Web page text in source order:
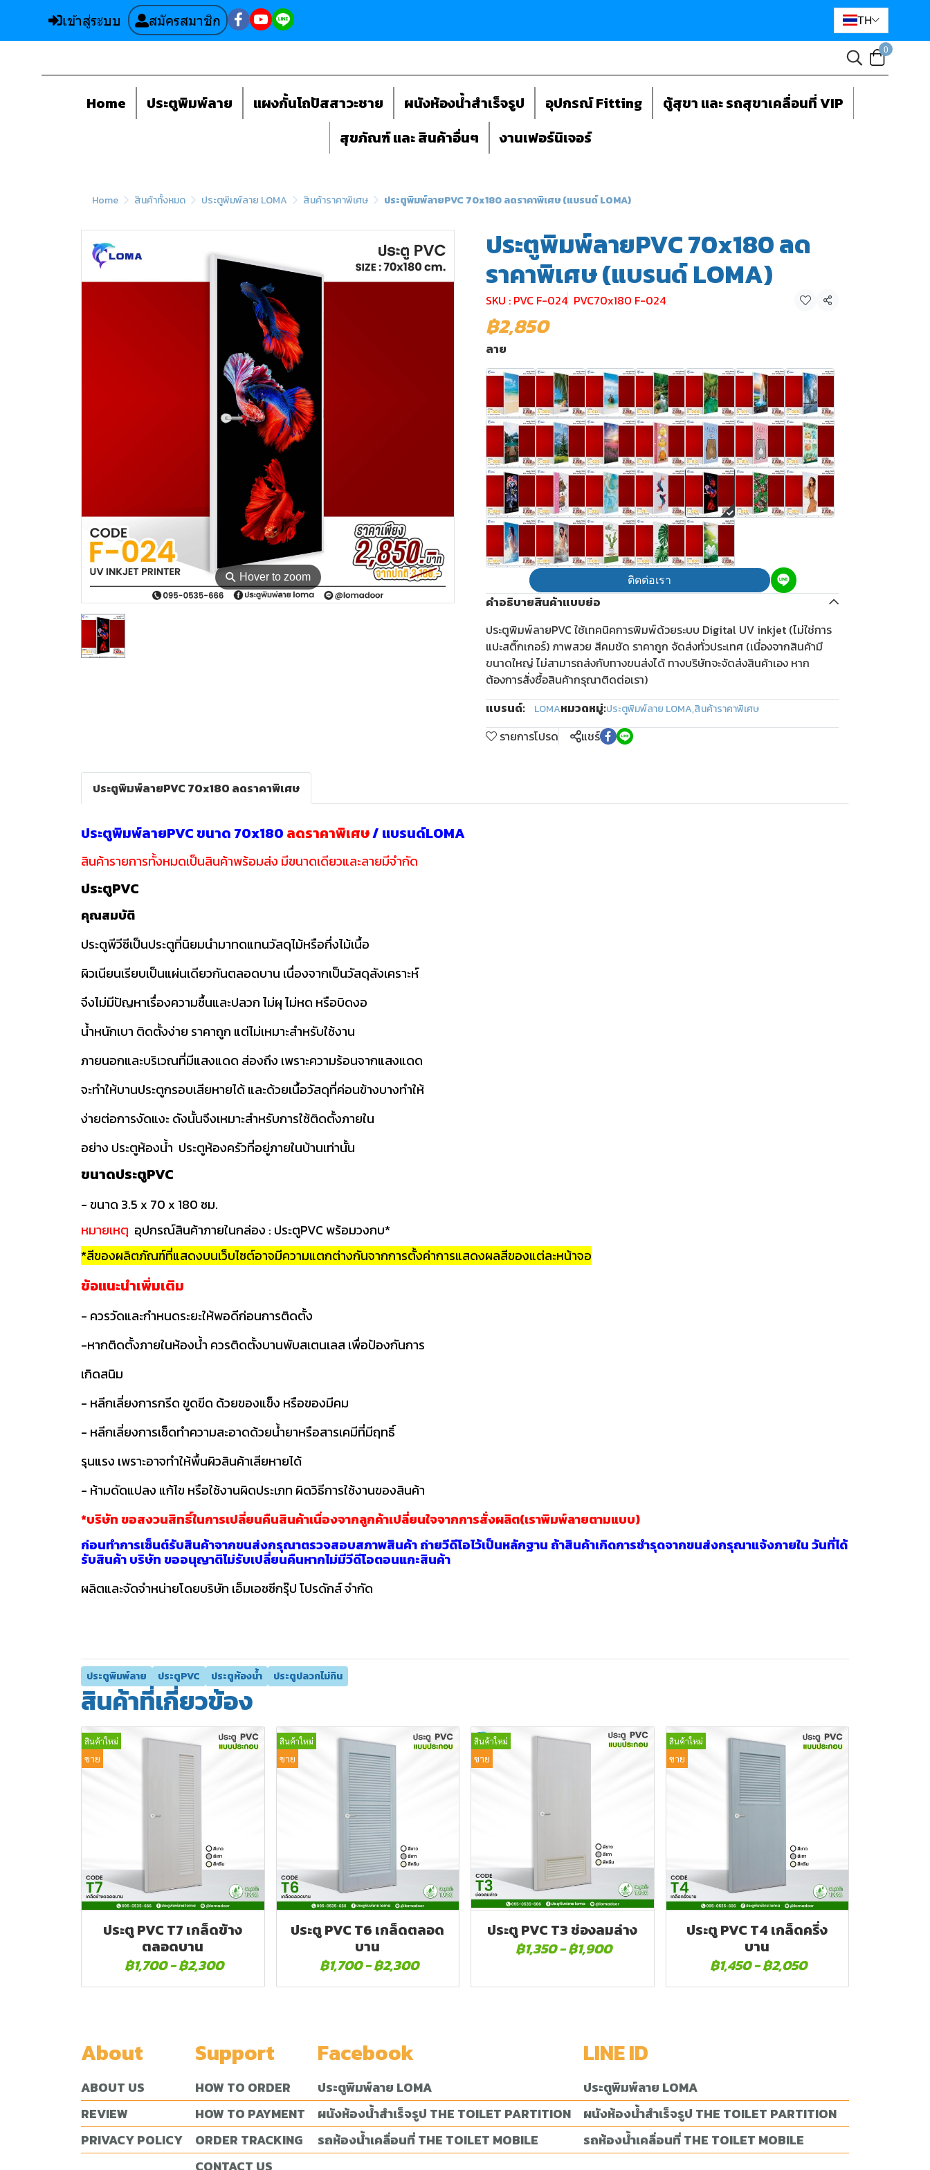
เข้าสู่ระบบ สมัครสมาชิก TH
0
Home ประตูพิมพ์ลาย แผงกั้นโถปัสสาวะชาย ผนังห้องน้ำสำเร็จรูป อุปกรณ์ Fitting
ตู้สุขา และ รถสุขาเคลื่อนที่ VIP
สุขภัณฑ์ และ สินค้าอื่นๆ
งานเฟอร์นิเจอร์
Home สินค้าทั้งหมด ประตูพิมพ์ลาย LOMA สินค้าราคาพิเศษ ประตูพิมพ์ลายPVC 70x180 ลดราคาพิเศษ (แบรนด์ LOMA)
⚲ Hover to zoom
ประตูพิมพ์ลายPVC 70x180 ลด
ราคาพิเศษ (แบรนด์ LOMA)
SKU : PVC F-024 PVC70x180 F-024 แชร์
฿2,850
ลาย
ติดต่อเรา
คำอธิบายสินค้าแบบย่อ
ประตูพิมพ์ลายPVC ใช้เทคนิคการพิมพ์ด้วยระบบ Digital UV inkjet (ไม่ใช่การ
แปะสติ๊กเกอร์) ภาพสวย สีคมชัด ราคาถูก จัดส่งทั่วประเทศ (เนื่องจากสินค้ามี
ขนาดใหญ่ ไม่สามารถส่งกับทางขนส่งได้ ทางบริษัทจะจัดส่งสินค้าเอง หาก
ต้องการสั่งซื้อสินค้ากรุณาติดต่อเรา)
แบรนด์:
LOMAหมวดหมู่:ประตูพิมพ์ลาย LOMA,สินค้าราคาพิเศษ
รายการโปรด แชร์
ประตูพิมพ์ลายPVC 70x180 ลดราคาพิเศษ
ประตูพิมพ์ลายPVC ขนาด 70x180 ลดราคาพิเศษ/ แบรนด์LOMA
สินค้ารายการทั้งหมดเป็นสินค้าพร้อมส่ง มีขนาดเดียวและลายมีจำกัด
ประตูPVC
คุณสมบัติ
ประตูพีวีซีเป็นประตูที่นิยมนำมาทดแทนวัสดุไม้หรือกึ่งไม้เนื้อ
ผิวเนียนเรียบเป็นแผ่นเดียวกันตลอดบาน เนื่องจากเป็นวัสดุสังเคราะห์
จึงไม่มีปัญหาเรื่องความชื้นและปลวก ไม่ผุ ไม่หด หรือบิดงอ
น้ำหนักเบา ติดตั้งง่าย ราคาถูก แต่ไม่เหมาะสำหรับใช้งาน
ภายนอกและบริเวณที่มีแสงแดด ส่องถึง เพราะความร้อนจากแสงแดด
จะทำให้บานประตูกรอบเสียหายได้ และด้วยเนื้อวัสดุที่ค่อนข้างบางทำให้
ง่ายต่อการงัดแงะ ดังนั้นจึงเหมาะสำหรับการใช้ติดตั้งภายใน
อย่าง ประตูห้องน้ำ ประตูห้องครัวที่อยู่ภายในบ้านเท่านั้น
ขนาดประตูPVC
- ขนาด 3.5 x 70 x 180 ซม.
หมายเหตุ อุปกรณ์สินค้าภายในกล่อง : ประตูPVC พร้อมวงกบ*
*สีของผลิตภัณฑ์ที่แสดงบนเว็บไซต์อาจมีความแตกต่างกันจากการตั้งค่าการแสดงผลสีของแต่ละหน้าจอ
ข้อแนะนำเพิ่มเติม
- ควรวัดและกำหนดระยะให้พอดีก่อนการติดตั้ง
-หากติดตั้งภายในห้องน้ำ ควรติดตั้งบานพับสเตนเลส เพื่อป้องกันการ
เกิดสนิม
- หลีกเลี่ยงการกรีด ขูดขีด ด้วยของแข็ง หรือของมีคม
- หลีกเลี่ยงการเช็ดทำความสะอาดด้วยน้ำยาหรือสารเคมีที่มีฤทธิ์
รุนแรง เพราะอาจทำให้พื้นผิวสินค้าเสียหายได้
- ห้ามดัดแปลง แก้ไข หรือใช้งานผิดประเภท ผิดวิธีการใช้งานของสินค้า
*บริษัท ขอสงวนสิทธิ์ในการเปลี่ยนคืนสินค้าเนื่องจากลูกค้าเปลี่ยนใจจากการสั่งผลิต(เราพิมพ์ลายตามแบบ)
ก่อนทำการเซ็นต์รับสินค้าจากขนส่งกรุณาตรวจสอบสภาพสินค้า ถ่ายวีดีโอไว้เป็นหลักฐาน ถ้าสินค้าเกิดการชำรุดจากขนส่งกรุณาแจ้งภายใน วันที่ได้
รับสินค้า บริษัท ขออนุญาติไม่รับเปลี่ยนคืนหากไม่มีวีดีโอตอนแกะสินค้า
ผลิตและจัดจำหน่ายโดยบริษัท เอ็มเอชซีกรุ๊ป โปรดักส์ จำกัด
ประตูพิมพ์ลาย ประตูPVC ประตูห้องน้ำ ประตูปลวกไม่กิน
สินค้าที่เกี่ยวข้อง
สินค้าใหม่
ขาย
ประตู PVC T7 เกล็ดข้าง
ตลอดบาน
฿1,700-฿2,300
สินค้าใหม่
ขาย
ประตู PVC T6 เกล็ดตลอด
บาน
฿1,700-฿2,300
สินค้าใหม่
ขาย
ประตู PVC T3 ช่องลมล่าง
฿1,350-฿1,900
สินค้าใหม่
ขาย
ประตู PVC T4 เกล็ดครึ่ง
บาน
฿1,450-฿2,050
About
ABOUT US
REVIEW
PRIVACY POLICY
Support
HOW TO ORDER
HOW TO PAYMENT
ORDER TRACKING
CONTACT US
Facebook
ประตูพิมพ์ลาย LOMA
ผนังห้องน้ำสำเร็จรูป THE TOILET PARTITION
รถห้องน้ำเคลื่อนที่ THE TOILET MOBILE
LINE ID
ประตูพิมพ์ลาย LOMA
ผนังห้องน้ำสำเร็จรูป THE TOILET PARTITION
รถห้องน้ำเคลื่อนที่ THE TOILET MOBILE